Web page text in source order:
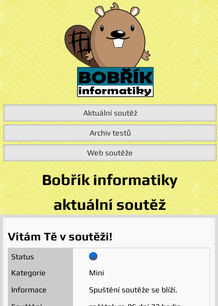
Aktuální soutěž
Archiv testů
Web soutěže
Bobřík informatiky
aktuální soutěž
Vítám Tě v soutěži!
Mini
Spuštění soutěže se blíží.